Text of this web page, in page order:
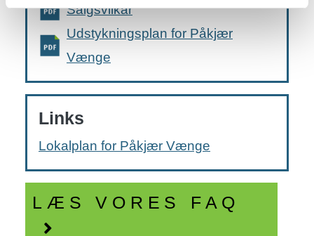
Salgsvilkår
Udstykningsplan for Påkjær
Vænge
Links
Lokalplan for Påkjær Vænge
LÆS VORES FAQ